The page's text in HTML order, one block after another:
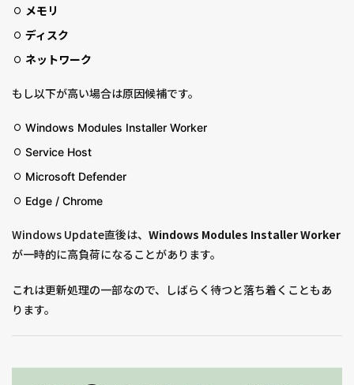
メモリ
ディスク
ネットワーク
もし以下が高い場合は原因候補です。
Windows Modules Installer Worker
Service Host
Microsoft Defender
Edge / Chrome
Windows Update直後は、 Windows Modules Installer Worker
が一時的に高負荷になることがあります。
これは更新処理の一部なので、しばらく待つと落ち着くこともあ
ります。